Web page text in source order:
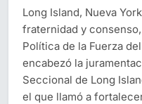
Long Island, Nueva
fraternidad y
Política de la Fuerza
encabezó la
Seccional de Long
el que llamó a